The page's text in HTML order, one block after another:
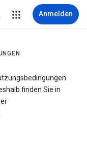
Anmelden
finden Sie in